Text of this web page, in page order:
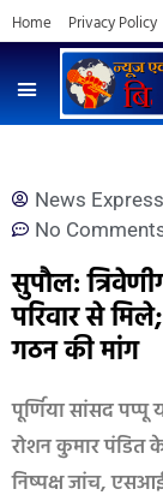
Home Privacy Policy
News
No
सुपौल:
परिवार से
गठन की मांग
पूर्णिया सांसद पप्पू
रोशन कुमार पंडित
निष्पक्ष जांच,